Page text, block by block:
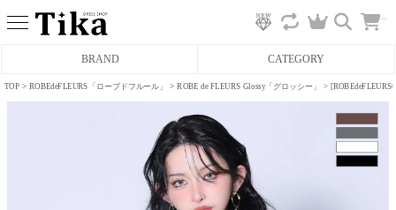
BRAND CATEGORY
へ
TOP ROBEdeFLEURS「ローブドフルール」 ROBE de FLEURS Glossy「グロッシー」